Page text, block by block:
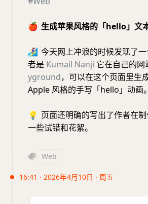
🍎 生成苹果风格的「hello」文
🏄‍♀️ 今天网上冲浪的时候发现了
者是 Kumail Nanji 它在自己的
yground，可以在这个页面里生
Apple 风格的手写「hello」动画。
💡 页面还明确的写出了作者在
一些试错和花絮。
Web
16:41 · 2026年4月10日 · 周五